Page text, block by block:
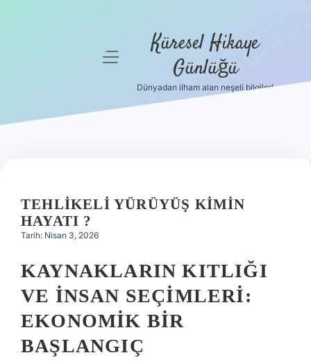
Hakkımızda
menüyü
Küresel Hikaye
Günlüğü
Dünyadan ilham alan neşeli bilgiler!
TEHLIKELI YÜRÜYÜŞ KIMIN
HAYATI ?
Tarih: Nisan 3, 2026
KAYNAKLARIN KITLIĞI
VE İNSAN SEÇIMLERI:
EKONOMIK BIR
BAŞLANGIÇ